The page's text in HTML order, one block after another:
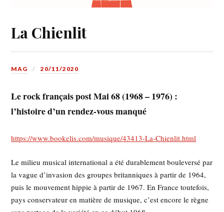
La Chienlit
MAG 20/11/2020
Le rock français post Mai 68 (1968 – 1976) :
l’histoire d’un rendez-vous manqué
https://www.bookelis.com/musique/43413-La-Chienlit.html
Le milieu musical international a été durablement bouleversé par
la vague d’invasion des groupes britanniques à partir de 1964,
puis le mouvement hippie à partir de 1967. En France toutefois,
pays conservateur en matière de musique, c’est encore le règne